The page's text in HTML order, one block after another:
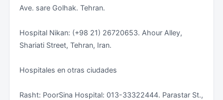
Ave. sare Golhak. Tehran.
Hospital Nikan: (+98 21) 26720653. Ahour Alley,
Shariati Street, Tehran, Iran.
Hospitales en otras ciudades
Rasht: PoorSina Hospital: 013-33322444. Parastar St.,